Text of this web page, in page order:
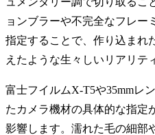
ョンブラーや不完全なフレー
指定することで、作り込まれ
えたような生々しいリアリテ
富士フイルムX-T5や35mmレ
たカメラ機材の具体的な指定
影響します。濡れた毛の細部